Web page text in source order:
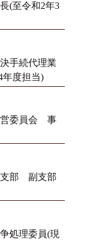
(至令和2年3
手続代理業
度担当)
営委員会 事
支部 副支部
処理委員(現